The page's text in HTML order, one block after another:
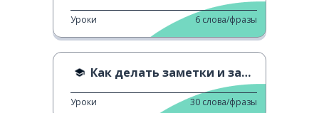
Уроки 6 слова/фразы
Как делать заметки и запоминать их
Уроки 30 слова/фразы